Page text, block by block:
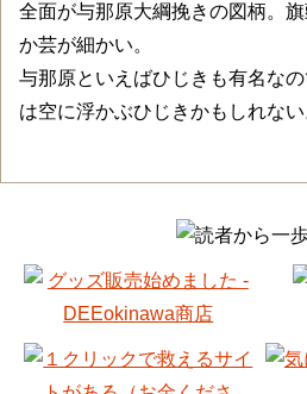
全面が与那原大綱挽きの図柄。
か芸が細かい。
与那原といえばひじきも有名な
は空に浮かぶひじきかもしれない